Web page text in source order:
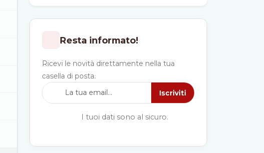
Resta informato!
Ricevi le novità direttamente nella tua
casella di posta.
Iscriviti
I tuoi dati sono al sicuro.